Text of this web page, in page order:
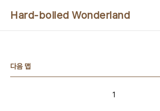
Hard-boiled Wonderland
다음 맵
1